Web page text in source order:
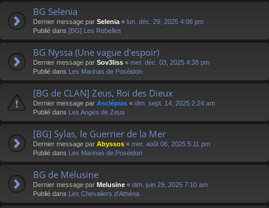
BG Selenia
Dernier message par Selenia « lun. déc. 29, 2025 4:06 pm
Publié dans [BG] Les Rebelles
BG Nyssa (Une vague d'espoir)
Dernier message par Sov3liss « mer. déc. 03, 2025 4:38 pm
Publié dans Les Marinas de Poséidon
[BG de CLAN] Zeus, Roi des Dieux
Dernier message par Asclépias « dim. sept. 14, 2025 2:24 am
Publié dans Les Anges de Zeus
[BG] Sylas, le Guerrier de la Mer
Dernier message par Abyssos « mer. août 06, 2025 5:11 pm
Publié dans Les Marinas de Poséidon
BG de Mélusine
Dernier message par Melusine « dim. juin 29, 2025 7:10 am
Publié dans Les Chevaliers d'Athéna